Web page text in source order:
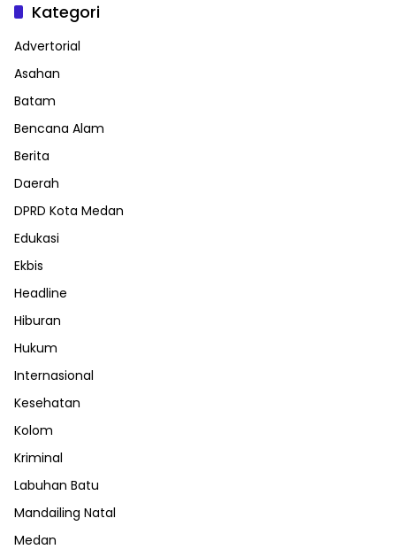
Kategori
Advertorial
Asahan
Batam
Bencana Alam
Berita
Daerah
DPRD Kota Medan
Edukasi
Ekbis
Headline
Hiburan
Hukum
Internasional
Kesehatan
Kolom
Kriminal
Labuhan Batu
Mandailing Natal
Medan